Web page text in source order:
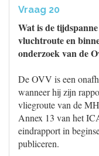
Vraag 20
Wat is de
vluchtroute en
onderzoek van de
De OVV is een
wanneer hij zijn
vliegroute van de
Annex 13 van het
eindrapport in
publiceren.